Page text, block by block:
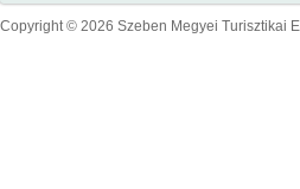
Copyright © 2026 Szeben Megyei Turisztikai